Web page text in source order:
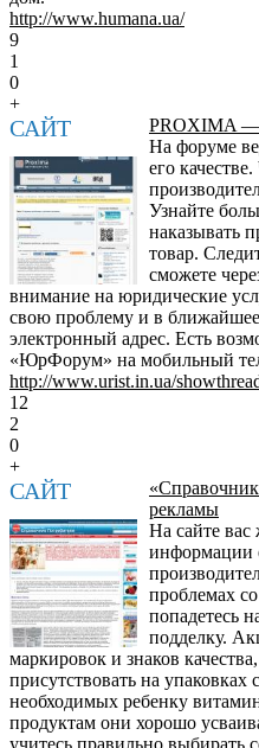
http://www.humana.ua/
9
1
0
+
САЙТ
PROXIMA
На форуме
его
Узнайте
наказывать
товар.
сможете
внимание на юридические
свою проблему и в
электронный адрес. Есть
«ЮрФорум» на мобильный
http://www.urist.in.ua/
12
2
0
+
САЙТ
рекламы
На сайте вас
информации
проблемах
попадетесь
подделку.
маркировок и знаков
присутствовать на
необходимых ребенку
продуктам они хорошо
учитесь правильно выбирать